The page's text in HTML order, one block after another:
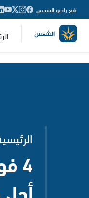
تابع راديو الشمس
4